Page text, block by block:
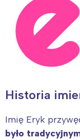
Historia
Imię Eryk
było